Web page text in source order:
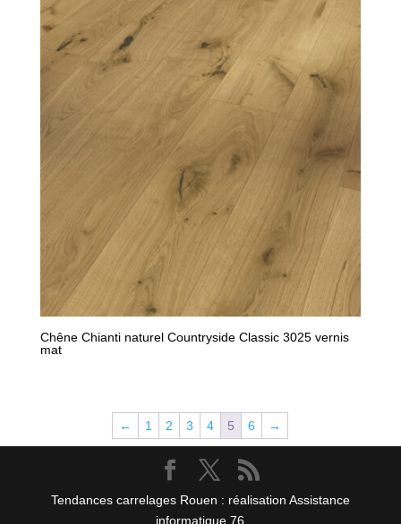
Chêne Chianti naturel Countryside Classic 3025 vernis
mat
← 1 2 3 4 5 6 →
Tendances carrelages Rouen : réalisation Assistance
informatique 76